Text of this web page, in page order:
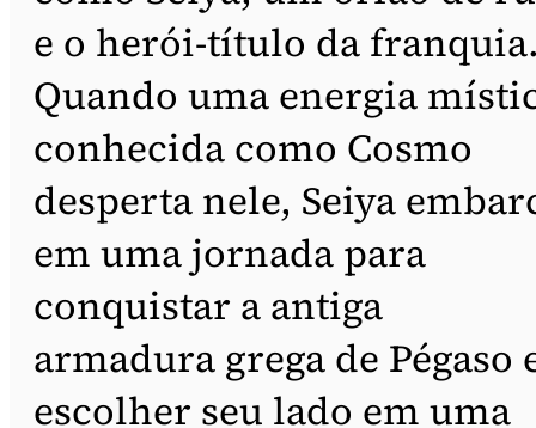
e o herói-título da
Quando uma energia
conhecida como Cosmo
desperta nele, Seiya
em uma jornada para
conquistar a antiga
armadura grega de Pégaso
escolher seu lado em uma